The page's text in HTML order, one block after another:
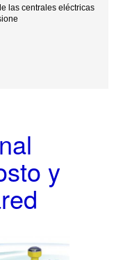
las centrales eléctricas
y